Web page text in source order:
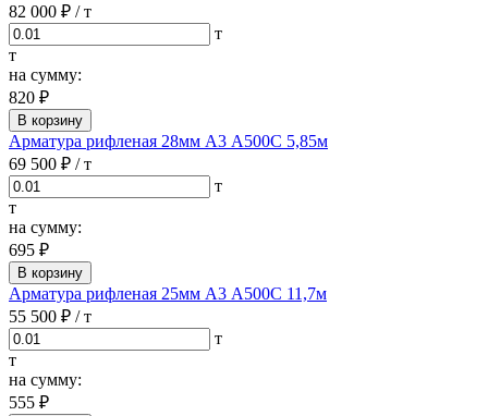
82 000 ₽ / т
т
т
на сумму:
820 ₽
В корзину
Арматура рифленая 28мм А3 А500С 5,85м
69 500 ₽ / т
т
т
на сумму:
695 ₽
В корзину
Арматура рифленая 25мм А3 А500С 11,7м
55 500 ₽ / т
т
т
на сумму:
555 ₽